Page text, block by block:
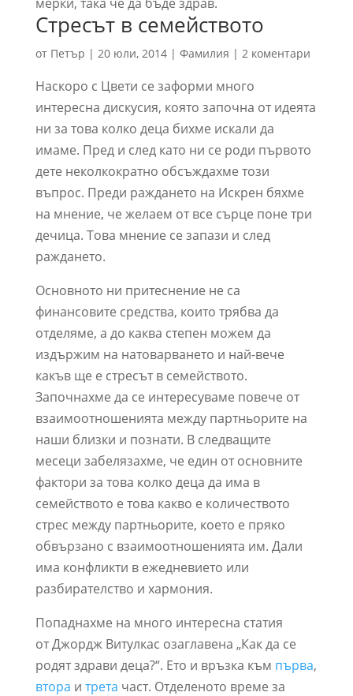
Стресът в семейството
от Петър | 20 юли, 2014| Фамилия | 2 коментари
Наскоро с Цвети се заформи много
интересна дискусия, която започна от идеята
ни за това колко деца бихме искали да
имаме. Пред и след като ни се роди първото
дете неколкократно обсъждахме този
въпрос. Преди раждането на Искрен бяхме
на мнение, че желаем от все сърце поне три
дечица. Това мнение се запази и след
раждането.
Основното ни притеснение не са
финансовите средства, които трябва да
отделяме, а до каква степен можем да
издържим на натоварването и най-вече
какъв ще е стресът в семейството.
Започнахме да се интересуваме повече от
взаимоотношенията между партньорите на
наши близки и познати. В следващите
месеци забелязахме, че един от основните
фактори за това колко деца да има в
семейството е това какво е количеството
стрес между партньорите, което е пряко
обвързано с взаимоотношенията им. Дали
има конфликти в ежедневието или
разбирателство и хармония.
Попаднахме на много интересна статия
от Джордж Витулкас озаглавена „Как да се
родят здрави деца?“. Ето и връзка към първа,
втора и трета част. Отделеното време за